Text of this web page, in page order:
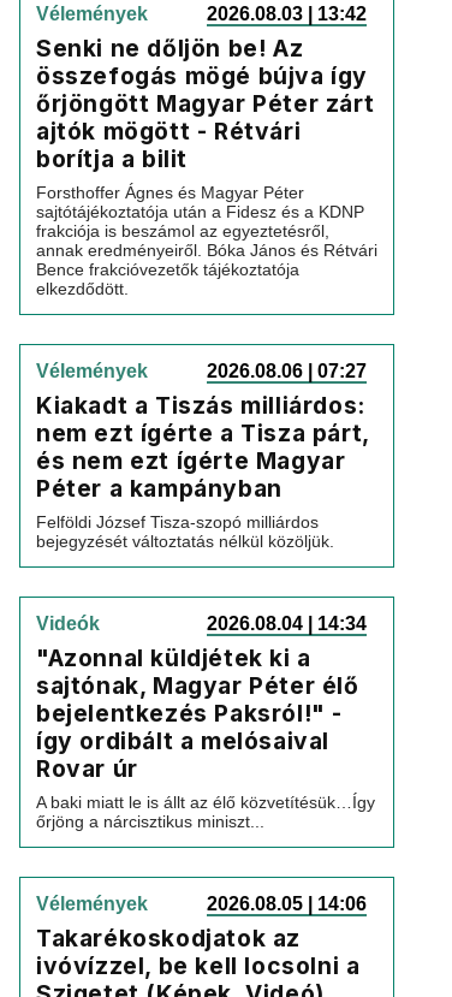
Vélemények 2026.08.03 | 13:42
Senki ne dőljön be! Az
összefogás mögé bújva így
őrjöngött Magyar Péter zárt
ajtók mögött - Rétvári
borítja a bilit
Forsthoffer Ágnes és Magyar Péter
sajtótájékoztatója után a Fidesz és a KDNP
frakciója is beszámol az egyeztetésről,
annak eredményeiről. Bóka János és Rétvári
Bence frakcióvezetők tájékoztatója
elkezdődött.
Vélemények 2026.08.06 | 07:27
Kiakadt a Tiszás milliárdos:
nem ezt ígérte a Tisza párt,
és nem ezt ígérte Magyar
Péter a kampányban
Felföldi József Tisza-szopó milliárdos
bejegyzését változtatás nélkül közöljük.
Videók 2026.08.04 | 14:34
"Azonnal küldjétek ki a
sajtónak, Magyar Péter élő
bejelentkezés Paksról!" -
így ordibált a melósaival
Rovar úr
A baki miatt le is állt az élő közvetítésük…Így
őrjöng a nárcisztikus miniszt...
Vélemények 2026.08.05 | 14:06
Takarékoskodjatok az
ivóvízzel, be kell locsolni a